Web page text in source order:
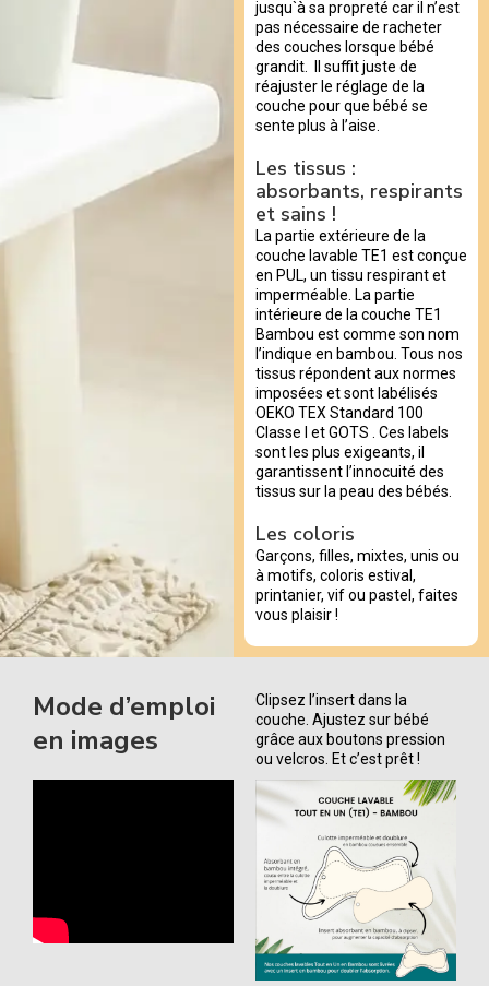
jusqu`à sa propreté car il n’est
pas nécessaire de racheter
des couches lorsque bébé
grandit. Il suffit juste de
réajuster le réglage de la
couche pour que bébé se
sente plus à l’aise.
Les tissus :
absorbants, respirants
et sains !
La partie extérieure de la
couche lavable TE1 est conçue
en PUL, un tissu respirant et
imperméable. La partie
intérieure de la couche TE1
Bambou est comme son nom
l’indique en bambou. Tous nos
tissus répondent aux normes
imposées et sont labélisés
OEKO TEX Standard 100
Classe I et GOTS . Ces labels
sont les plus exigeants, il
garantissent l’innocuité des
tissus sur la peau des bébés.
Les coloris
Garçons, filles, mixtes, unis ou
à motifs, coloris estival,
printanier, vif ou pastel, faites
vous plaisir !
Mode d’emploi
en images
Clipsez l’insert dans la
couche. Ajustez sur bébé
grâce aux boutons pression
ou velcros. Et c’est prêt !